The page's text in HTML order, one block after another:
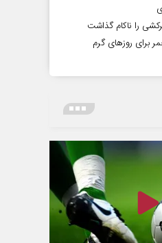
را ناکام گذاشت
برای روز‌های گرم